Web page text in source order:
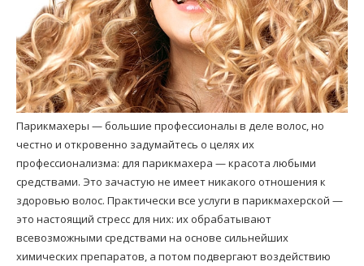
Парикмахеры — большие профессионалы в деле волос, но
честно и откровенно задумайтесь о целях их
профессионализма: для парикмахера — красота любыми
средствами. Это зачастую не имеет никакого отношения к
здоровью волос. Практически все услуги в парикмахерской —
это настоящий стресс для них: их обрабатывают
всевозможными средствами на основе сильнейших
химических препаратов, а потом подвергают воздействию